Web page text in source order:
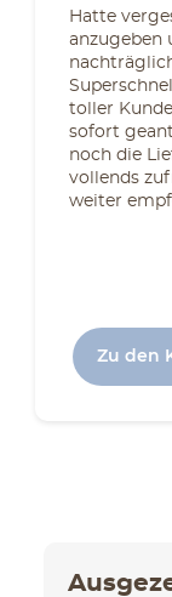
Hatte
anzugeben
toller
sofort
noch die
vollends
weiter
Zu den